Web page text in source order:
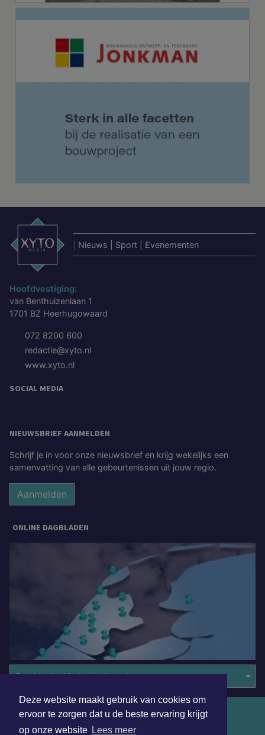
Deze website maakt gebruik van cookies om
ervoor te zorgen dat u de beste ervaring krijgt
op onze website Lees meer
Nieuws | Sport | Evenementen
Hoofdvestiging:
van Benthuizenlaan 1
1701 BZ Heerhugowaard
072 8200 600
redactie@xyto.nl
www.xyto.nl
SOCIAL MEDIA
NIEUWSBRIEF AANMELDEN
Schrijf je in voor onze nieuwsbrief en krijg wekelijks een
samenvatting van alle gebeurtenissen uit jouw regio.
Aanmelden
ONLINE DAGBLADEN
Overige dagbladen in de regio
Algemene voorwaarden
Disclaimer